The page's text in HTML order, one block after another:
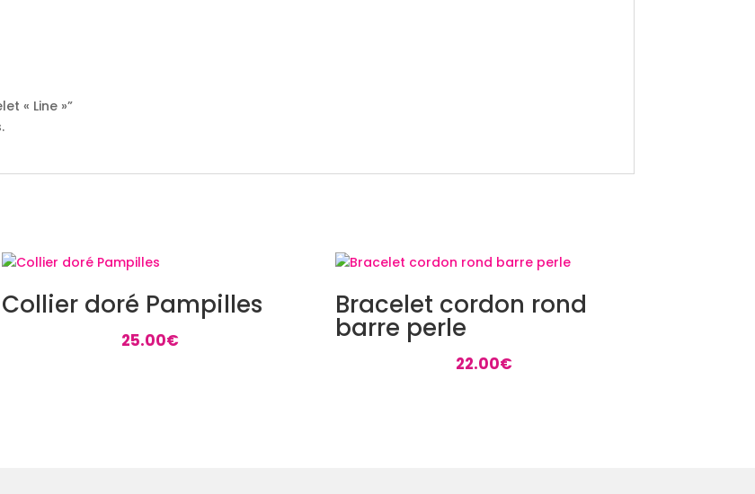
« Line »”
Collier doré Pampilles
25.00€
Bracelet cordon rond
barre perle
22.00€